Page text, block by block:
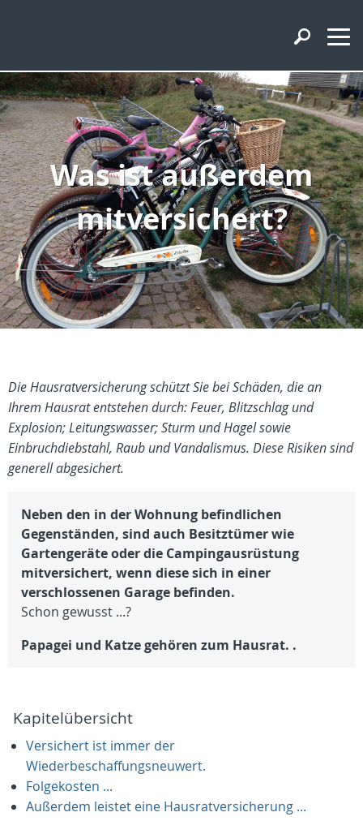
Was ist außerdem
mitversichert?
Die Hausratversicherung schützt Sie bei Schäden, die an
Ihrem Hausrat entstehen durch: Feuer, Blitzschlag und
Explosion; Leitungswasser; Sturm und Hagel sowie
Einbruchdiebstahl, Raub und Vandalismus. Diese Risiken sind
generell abgesichert.
Neben den in der Wohnung befindlichen
Gegenständen, sind auch Besitztümer wie
Gartengeräte oder die Campingausrüstung
mitversichert, wenn diese sich in einer
verschlossenen Garage befinden.
Schon gewusst ...?
Papagei und Katze gehören zum Hausrat. .
Kapitelübersicht
Versichert ist immer der
Wiederbeschaffungsneuwert.
Folgekosten ...
Außerdem leistet eine Hausratversicherung ...